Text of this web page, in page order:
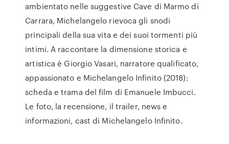
ambientato nelle suggestive Cave di Marmo di
Carrara, Michelangelo rievoca gli snodi
principali della sua vita e dei suoi tormenti più
intimi. A raccontare la dimensione storica e
artistica è Giorgio Vasari, narratore qualificato,
appassionato e Michelangelo Infinito (2018):
scheda e trama del film di Emanuele Imbucci.
Le foto, la recensione, il trailer, news e
informazioni, cast di Michelangelo Infinito.